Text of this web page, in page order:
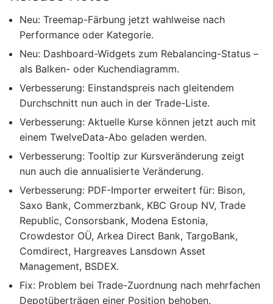
Neu: Treemap-Färbung jetzt wahlweise nach
Performance oder Kategorie.
Neu: Dashboard-Widgets zum Rebalancing-Status –
als Balken- oder Kuchendiagramm.
Verbesserung: Einstandspreis nach gleitendem
Durchschnitt nun auch in der Trade-Liste.
Verbesserung: Aktuelle Kurse können jetzt auch mit
einem TwelveData-Abo geladen werden.
Verbesserung: Tooltip zur Kursveränderung zeigt
nun auch die annualisierte Veränderung.
Verbesserung: PDF-Importer erweitert für: Bison,
Saxo Bank, Commerzbank, KBC Group NV, Trade
Republic, Consorsbank, Modena Estonia,
Crowdestor OÜ, Arkea Direct Bank, TargoBank,
Comdirect, Hargreaves Lansdown Asset
Management, BSDEX.
Fix: Problem bei Trade-Zuordnung nach mehrfachen
Depotüberträgen einer Position behoben.